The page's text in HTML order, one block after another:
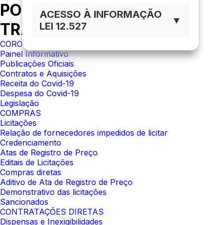
ACESSO À INFORMAÇÃO
LEI 12.527
▼
PORTAL DA
TRANSPARÊNCIA
CORONAVÍRUS
Painel Informativo
Publicações Oficiais
Contratos e Aquisições
Receita do Covid-19
Despesa do Covid-19
Legislação
COMPRAS
Licitações
Relação de fornecedores impedidos de licitar
Credenciamento
Atas de Registro de Preço
Editais de Licitações
Compras diretas
Aditivo de Ata de Registro de Preço
Demonstrativo das licitações
Sancionados
CONTRATAÇÕES DIRETAS
Dispensas e Inexigibilidades